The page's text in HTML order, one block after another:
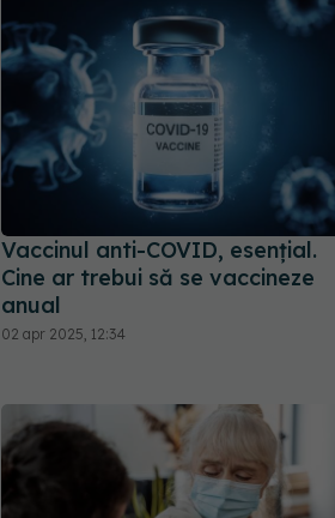
Vaccinul anti-COVID, esențial.
Cine ar trebui să se vaccineze
anual
02 apr 2025, 12:34